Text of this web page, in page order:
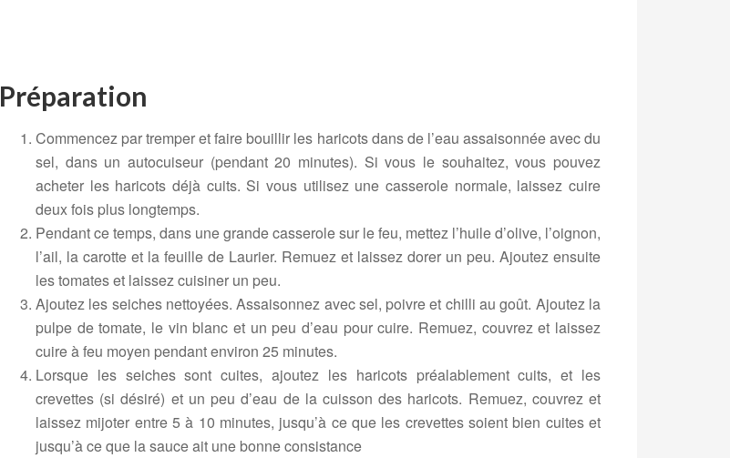
Préparation
Commencez par tremper et faire bouillir les haricots dans de l’eau assaisonnée avec du
sel, dans un autocuiseur (pendant 20 minutes). Si vous le souhaitez, vous pouvez
acheter les haricots déjà cuits. Si vous utilisez une casserole normale, laissez cuire
deux fois plus longtemps.
Pendant ce temps, dans une grande casserole sur le feu, mettez l’huile d’olive, l’oignon,
l’ail, la carotte et la feuille de Laurier. Remuez et laissez dorer un peu. Ajoutez ensuite
les tomates et laissez cuisiner un peu.
Ajoutez les seiches nettoyées. Assaisonnez avec sel, poivre et chilli au goût. Ajoutez la
pulpe de tomate, le vin blanc et un peu d’eau pour cuire. Remuez, couvrez et laissez
cuire à feu moyen pendant environ 25 minutes.
Lorsque les seiches sont cuites, ajoutez les haricots préalablement cuits, et les
crevettes (si désiré) et un peu d’eau de la cuisson des haricots. Remuez, couvrez et
laissez mijoter entre 5 à 10 minutes, jusqu’à ce que les crevettes soient bien cuites et
jusqu’à ce que la sauce ait une bonne consistance